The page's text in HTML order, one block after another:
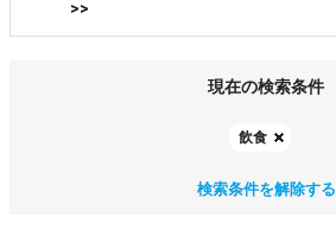
>>
現在の検索条件
飲食
検索条件を解除する